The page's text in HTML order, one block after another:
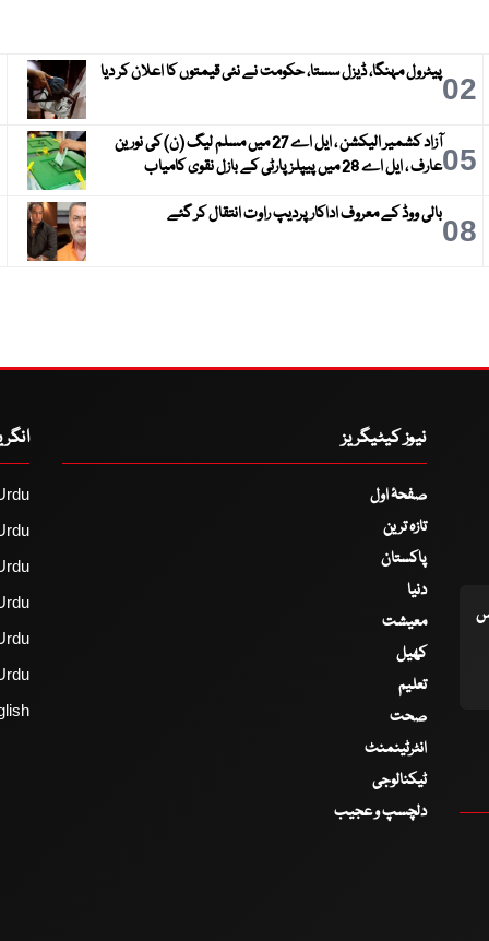
02پیٹرول مہنگا، ڈیزل سستا، حکومت نے نئی قیمتوں کا اعلان کر دیا
05
آزاد کشمیر الیکشن ، ایل اے 27 میں مسلم لیگ (ن) کی نورین
عارف ، ایل اے 28 میں پیپلز پارٹی کے بازل نقوی کامیاب
08بالی ووڈ کے معروف اداکار پردیپ راوت انتقال کر گئے
نیوز کیٹیگریز
صفحۂ اول
تازہ ترین
پاکستان
دنیا
معیشت
کھیل
تعلیم
صحت
انٹرٹینمنٹ
ٹیکنالوجی
دلچسپ و عجیب